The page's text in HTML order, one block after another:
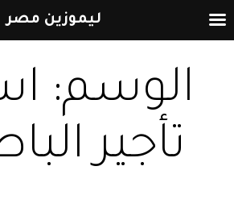
الوسم:
تأجير
ليموزين مصر